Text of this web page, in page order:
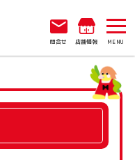
問合せ 店舗情報